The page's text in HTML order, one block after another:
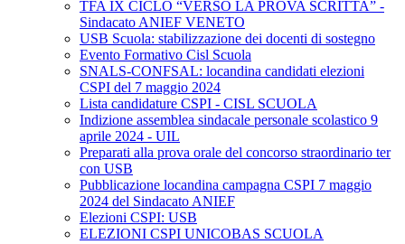
TFA IX CICLO “VERSO LA PROVA SCRITTA” -
Sindacato ANIEF VENETO
USB Scuola: stabilizzazione dei docenti di sostegno
Evento Formativo Cisl Scuola
SNALS-CONFSAL: locandina candidati elezioni
CSPI del 7 maggio 2024
Lista candidature CSPI - CISL SCUOLA
Indizione assemblea sindacale personale scolastico 9
aprile 2024 - UIL
Preparati alla prova orale del concorso straordinario ter
con USB
Pubblicazione locandina campagna CSPI 7 maggio
2024 del Sindacato ANIEF
Elezioni CSPI: USB
ELEZIONI CSPI UNICOBAS SCUOLA